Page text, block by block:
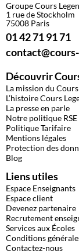
Groupe Cours
1 rue de Stockholm
75008 Paris
01 42 71 91 71
Découvrir
La mission du
L’histoire Cours
La presse en parle
Notre politique RSE
Politique Tarifaire
Mentions légales
Protection des
Blog
Liens utiles
Espace Enseignants
Espace client
Devenez partenaire
Recrutement
Services aux Écoles
Conditions
Contactez-nous